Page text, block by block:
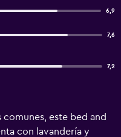
6,9
7,6
7,2
comunes, este bed and
con lavandería y